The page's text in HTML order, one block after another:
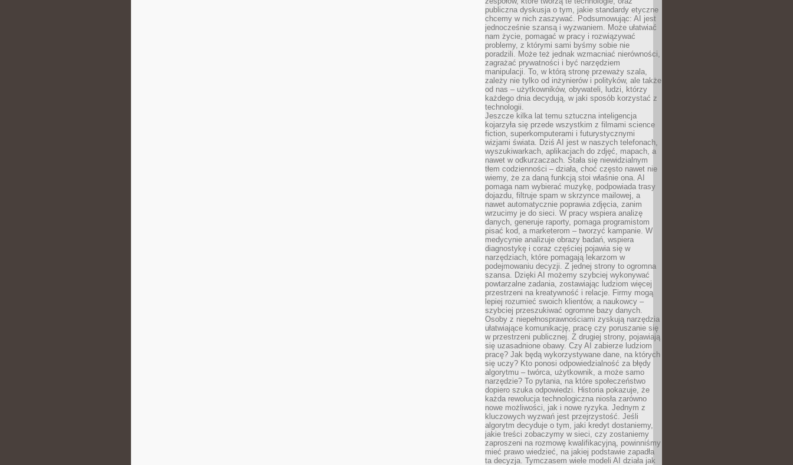
publiczna dyskusja o tym, jakie standardy etyczne
chcemy w nich zaszywać. Podsumowując: AI jest
jednocześnie szansą i wyzwaniem. Może ułatwiać
nam życie, pomagać w pracy i rozwiązywać
problemy, z którymi sami byśmy sobie nie
poradzili. Może też jednak wzmacniać nierówności,
zagrażać prywatności i być narzędziem
manipulacji. To, w którą stronę przeważy szala,
zależy nie tylko od inżynierów i polityków, ale także
od nas – użytkowników, obywateli, ludzi, którzy
każdego dnia decydują, w jaki sposób korzystać z
technologii.
Jeszcze kilka lat temu sztuczna inteligencja
kojarzyła się przede wszystkim z filmami science
fiction, superkomputerami i futurystycznymi
wizjami świata. Dziś AI jest w naszych telefonach,
wyszukiwarkach, aplikacjach do zdjęć, mapach, a
nawet w odkurzaczach. Stała się niewidzialnym
tłem codzienności – działa, choć często nawet nie
wiemy, że za daną funkcją stoi właśnie ona. AI
pomaga nam wybierać muzykę, podpowiada trasy
dojazdu, filtruje spam w skrzynce mailowej, a
nawet automatycznie poprawia zdjęcia, zanim
wrzucimy je do sieci. W pracy wspiera analizę
danych, generuje raporty, pomaga programistom
pisać kod, a marketerom – tworzyć kampanie. W
medycynie analizuje obrazy badań, wspiera
diagnostykę i coraz częściej pojawia się w
narzędziach, które pomagają lekarzom w
podejmowaniu decyzji. Z jednej strony to ogromna
szansa. Dzięki AI możemy szybciej wykonywać
powtarzalne zadania, zostawiając ludziom więcej
przestrzeni na kreatywność i relacje. Firmy mogą
lepiej rozumieć swoich klientów, a naukowcy –
szybciej przeszukiwać ogromne bazy danych.
Osoby z niepełnosprawnościami zyskują narzędzia
ułatwiające komunikację, pracę czy poruszanie się
w przestrzeni publicznej. Z drugiej strony, pojawiają
się uzasadnione obawy. Czy AI zabierze ludziom
pracę? Jak będą wykorzystywane dane, na których
się uczy? Kto ponosi odpowiedzialność za błędy
algorytmu – twórca, użytkownik, a może samo
narzędzie? To pytania, na które społeczeństwo
dopiero szuka odpowiedzi. Historia pokazuje, że
każda rewolucja technologiczna niosła zarówno
nowe możliwości, jak i nowe ryzyka. Jednym z
kluczowych wyzwań jest przejrzystość. Jeśli
algorytm decyduje o tym, jaki kredyt dostaniemy,
jakie treści zobaczymy w sieci, czy zostaniemy
zaproszeni na rozmowę kwalifikacyjną, powinniśmy
mieć prawo wiedzieć, na jakiej podstawie zapadła
ta decyzja. Tymczasem wiele modeli AI działa jak